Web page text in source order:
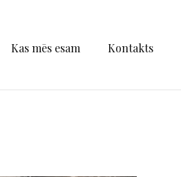
Kas mēs esam Kontakts